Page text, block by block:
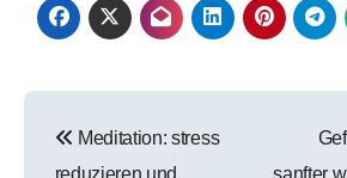
Meditation: stress